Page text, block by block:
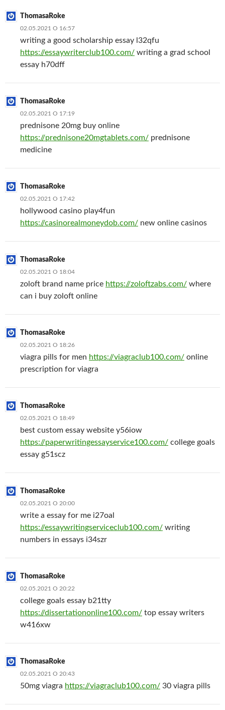
ThomasaRoke
02.05.2021 О 16:57
writing a good scholarship essay l32qfu
https://essaywriterclub100.com/ writing a grad school
essay h70dff
ThomasaRoke
02.05.2021 О 17:19
prednisone 20mg buy online
https://prednisone20mgtablets.com/ prednisone
medicine
ThomasaRoke
02.05.2021 О 17:42
hollywood casino play4fun
https://casinorealmoneydob.com/ new online casinos
ThomasaRoke
02.05.2021 О 18:04
zoloft brand name price https://zoloftzabs.com/ where
can i buy zoloft online
ThomasaRoke
02.05.2021 О 18:26
viagra pills for men https://viagraclub100.com/ online
prescription for viagra
ThomasaRoke
02.05.2021 О 18:49
best custom essay website y56iow
https://paperwritingessayservice100.com/ college goals
essay g51scz
ThomasaRoke
02.05.2021 О 20:00
write a essay for me i27oal
https://essaywritingserviceclub100.com/ writing
numbers in essays i34szr
ThomasaRoke
02.05.2021 О 20:22
college goals essay b21tty
https://dissertationonline100.com/ top essay writers
w416xw
ThomasaRoke
02.05.2021 О 20:43
50mg viagra https://viagraclub100.com/ 30 viagra pills